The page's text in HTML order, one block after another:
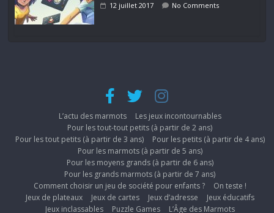
12 juillet 2017 No Comments
L’actu des marmots
Les jeux incontournables
Pour les tout-tout petits (à partir de 2 ans)
Pour les tout petits (à partir de 3 ans)
Pour les petits (à partir de 4 ans)
Pour les marmots (à partir de 5 ans)
Pour les moyens grands (à partir de 6 ans)
Pour les grands marmots (à partir de 7 ans)
Comment choisir un jeu de société pour enfants ?
On teste !
Jeux de plateaux
Jeux de cartes Jeux d’adresse
Jeux éducatifs
Jeux inclassables
Puzzle Games L’Âge des Marmots